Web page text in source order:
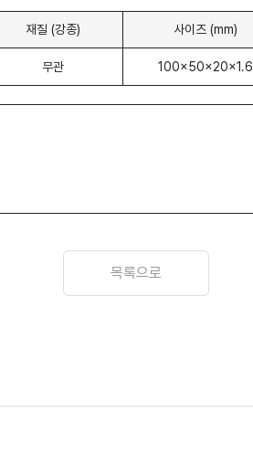
재질 (강종) 사이즈 (mm)
무관 100x50x20x1.6
목록으로